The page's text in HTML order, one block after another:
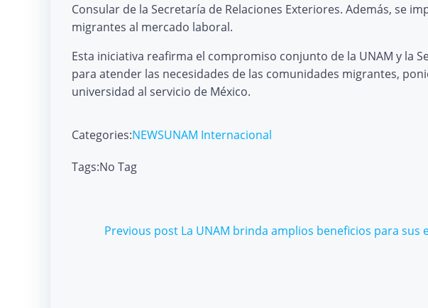
Consular de la Secretaría de Relaciones Exteriores. Además, se
migrantes al mercado laboral.
Esta iniciativa reafirma el compromiso conjunto de la UNAM y la
para atender las necesidades de las comunidades migrantes,
universidad al servicio de México.
Categories:NEWSUNAM Internacional
Tags:No Tag
Post
Previous post La UNAM brinda amplios beneficios para sus